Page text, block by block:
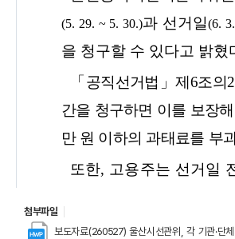
첨부파일
보도자료(260527) 울산시선관위, 각 기관·단